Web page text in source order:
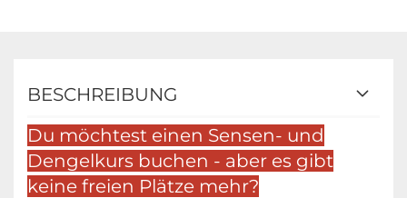
BESCHREIBUNG
Du möchtest einen Sensen- und
Dengelkurs buchen - aber es gibt
keine freien Plätze mehr?